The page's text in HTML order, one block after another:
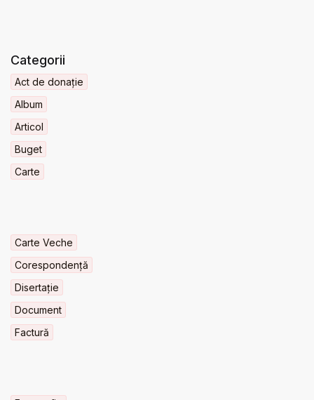
Categorii
Act de donație
Album
Articol
Buget
Carte
Carte Veche
Corespondență
Disertație
Document
Factură